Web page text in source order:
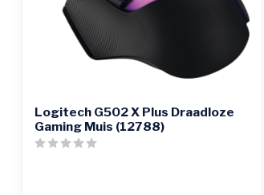
Logitech G502 X Plus Draadloze
Gaming Muis (12788)